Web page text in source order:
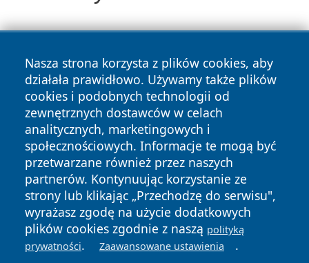
Nasza strona korzysta z plików cookies, aby
działała prawidłowo. Używamy także plików
cookies i podobnych technologii od
zewnętrznych dostawców w celach
analitycznych, marketingowych i
społecznościowych. Informacje te mogą być
przetwarzane również przez naszych
partnerów. Kontynuując korzystanie ze
strony lub klikając „Przechodzę do serwisu",
wyrażasz zgodę na użycie dodatkowych
plików cookies zgodnie z naszą polityką
prywatności. Zaawansowane ustawienia .
Copyright © 2026 olkuszonline.pl Wszystkie prawa
zastrzeżone.
News Autorzy
Polityka
Prywatności
Polityka
Cookies